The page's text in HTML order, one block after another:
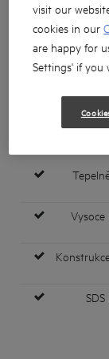
visit our
cookies in our
are happy for
Settings' if you